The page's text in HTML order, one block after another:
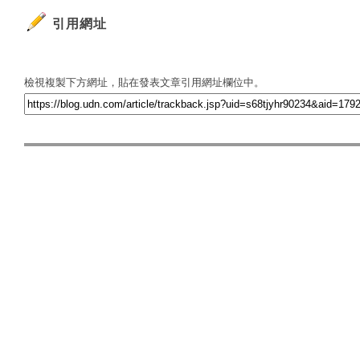
引用網址
檢視複製下方網址，貼在發表文章引用網址欄位中。